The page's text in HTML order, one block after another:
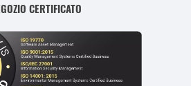
CERTIFICATO